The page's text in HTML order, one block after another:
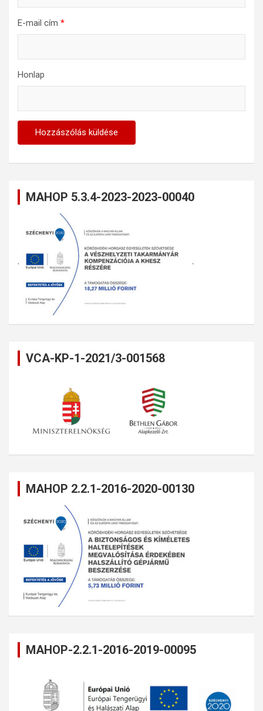
E-mail cím *
Honlap
MAHOP 5.3.4-2023-2023-00040
VCA-KP-1-2021/3-001568
MAHOP 2.2.1-2016-2020-00130
MAHOP-2.2.1-2016-2019-00095